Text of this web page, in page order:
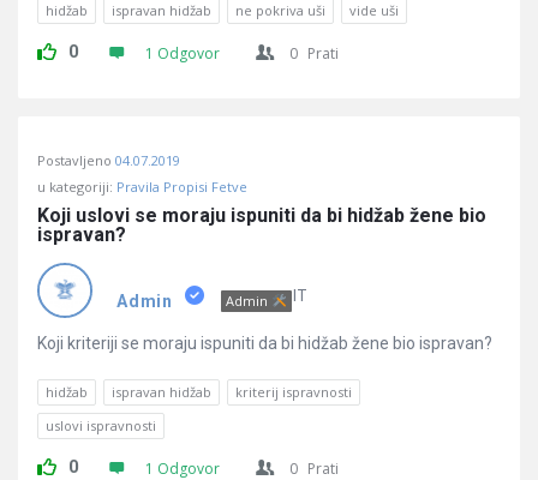
hidžab ispravan hidžab ne pokriva uši vide uši
0 1 Odgovor 0 Prati
Postavljeno 04.07.2019
u kategoriji: Pravila Propisi Fetve
Koji uslovi se moraju ispuniti da bi hidžab žene bio
ispravan?
Admin Admin IT
Koji kriteriji se moraju ispuniti da bi hidžab žene bio ispravan?
hidžab ispravan hidžab
kriterij ispravnosti
uslovi ispravnosti
0 1 Odgovor 0 Prati